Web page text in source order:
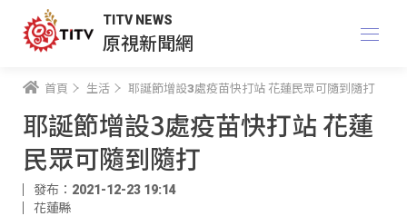
TITV NEWS
原視新聞網
首頁 生活 耶誕節增設3處疫苗快打站 花蓮民眾可隨到隨打
耶誕節增設3處疫苗快打站 花蓮
民眾可隨到隨打
發布：2021-12-23 19:14
花蓮縣